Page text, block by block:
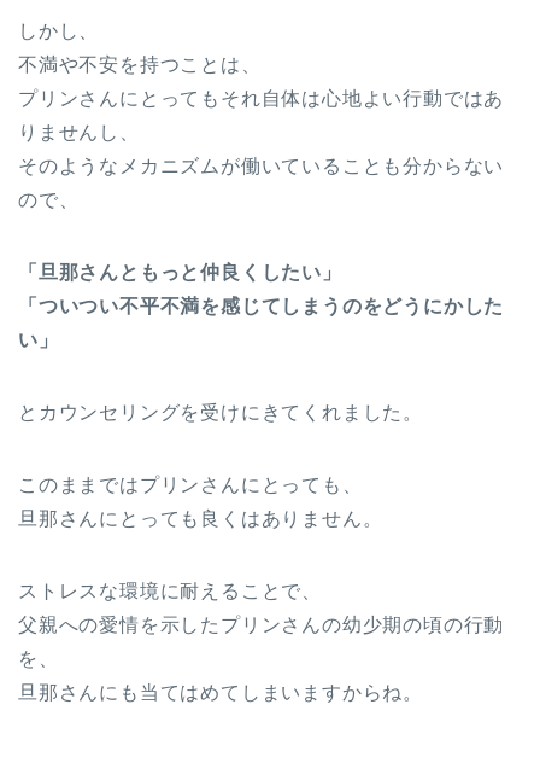
しかし、
不満や不安を持つことは、
プリンさんにとってもそれ自体は心地よい行動ではあ
りませんし、
そのようなメカニズムが働いていることも分からない
ので、
「旦那さんともっと仲良くしたい」
「ついつい不平不満を感じてしまうのをどうにかした
い」
とカウンセリングを受けにきてくれました。
このままではプリンさんにとっても、
旦那さんにとっても良くはありません。
ストレスな環境に耐えることで、
父親への愛情を示したプリンさんの幼少期の頃の行動
を、
旦那さんにも当てはめてしまいますからね。